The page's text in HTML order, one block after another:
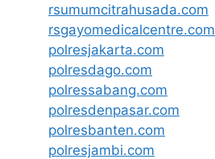
rsumumcitrahusada.com
rsgayomedicalcentre.com
polresjakarta.com
polresdago.com
polressabang.com
polresdenpasar.com
polresbanten.com
polresjambi.com